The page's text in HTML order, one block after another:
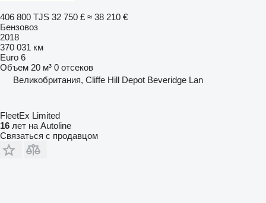
406 800 TJS 32 750 £ ≈ 38 210 €
Бензовоз
2018
370 031 км
Euro 6
Объем 20 м³ 0 отсеков
Великобритания, Cliffe Hill Depot Beveridge Lan
FleetEx Limited
16 лет на Autoline
Связаться с продавцом